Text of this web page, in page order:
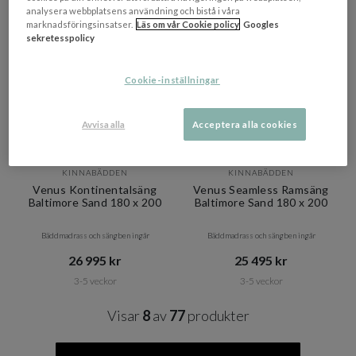
KINNABÄDDEN
Venus Kontinentalsäng
Baltimore Sand 180 x 200
Bäddmadrass och sängben ingår
26 995 kr​​
3-5 veckor
KINNABÄDDEN
Venus Seamless Ramsäng
Baltimore Sand 180 x 200
Bäddmadrass och sängben ingår
25 495 kr​​
3-5 veckor
Visar 8av77produkter
analysera webbplatsens användning och bistå i våra
marknadsföringsinsatser. Läs om vår Cookie policy Googles
sekretesspolicy
Cookie-inställningar
Avvisa alla Acceptera alla cookies